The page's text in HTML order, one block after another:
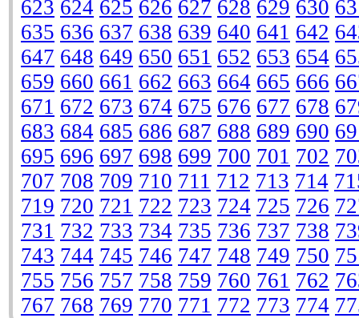
623 624 625 626 627 628 629 630
635 636 637 638 639 640 641 642
647 648 649 650 651 652 653 654
659 660 661 662 663 664 665 666
671 672 673 674 675 676 677 678
683 684 685 686 687 688 689 690
695 696 697 698 699 700 701 702
707 708 709 710 711 712 713 714
719 720 721 722 723 724 725 726
731 732 733 734 735 736 737 738
743 744 745 746 747 748 749 750
755 756 757 758 759 760 761 762
767 768 769 770 771 772 773 774